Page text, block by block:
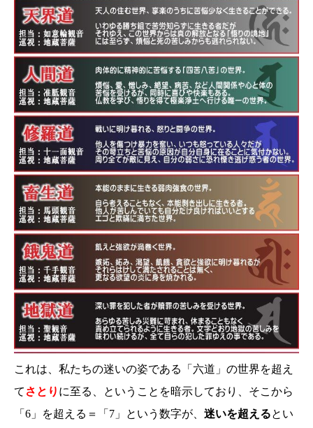
これは、私たちの迷いの姿である「六道」の世界を超え
て さとり に至る、ということを暗示しており、そこから
「6」を超える＝「7」という数字が、 迷いを超えるとい